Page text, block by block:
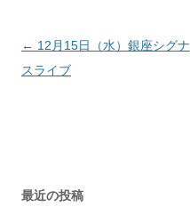
投
稿
シ
← 12月15日（水）銀座シグナ
スライブ
最近の投稿